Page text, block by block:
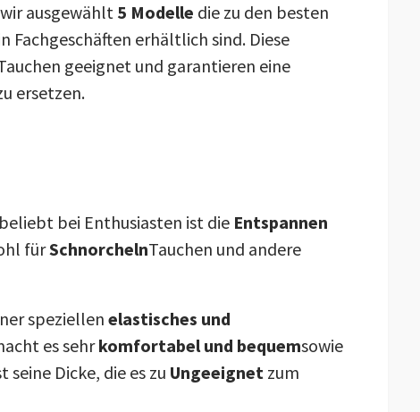
ausgewählt 5 Modelle die zu den besten
Fachgeschäften erhältlich sind. Diese
geeignet und garantieren eine
ersetzen.
bei Enthusiasten ist die Entspannen
fürSchnorchelnTauchen und andere
speziellen elastisches und
es sehrkomfortabel und bequemsowie
Dicke, die es zu Ungeeignet zum